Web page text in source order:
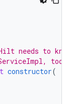
needs to
too.
constructor(